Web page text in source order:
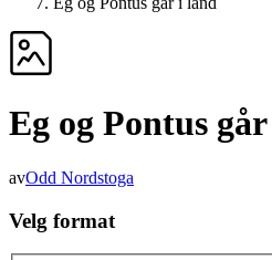
Eg og Pontus
avOdd Nordstoga
Velg format